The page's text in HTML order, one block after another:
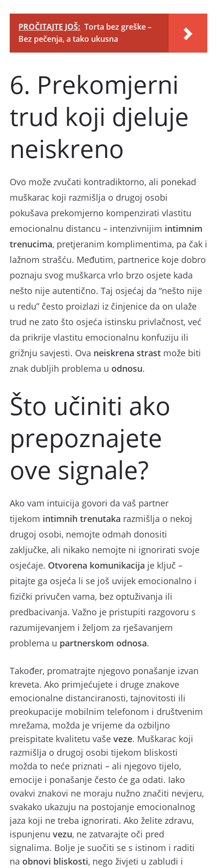
PROČITAJTE JOŠ: Torta bez greške –
Bez pečenja, a tako ukusna
6. Prekomjerni
trud koji djeluje
neiskreno
Ovo može zvučati kontradiktorno, ali ponekad
muškarac koji razmišlja o drugoj osobi
pokušava prekomjerno kompenzirati vlastitu
emocionalnu distancu – intenzivnijim intimnim
trenucima, pretjeranim komplimentima, pa čak i
lažnom strašću. Međutim, partnerice koje dobro
poznaju svog muškarca vrlo brzo osjete kada
nešto nije autentično. Taj osjećaj da “nešto nije
u redu” često proizlazi iz činjenice da on ulaže
trud ne zato što osjeća istinsku privlačnost, već
da prikrije vlastitu emocionalnu konfuziju ili
grižnju savjesti. Ova neiskrena strast može biti
znak dubljih problema u odnosu.
Što učiniti ako
prepoznajete
ove signale?
Ako vam intuicija govori da vaš partner
tijekom intimnih trenutaka razmišlja o nekoj
drugoj osobi, nemojte odmah donositi
zaključke, ali nikako nemojte ni ignorirati svoje
osjećaje. Otvorena komunikacija je ključ –
pitajte ga osjeća li se još uvijek emocionalno i
fizički privučen vama, bez optuživanja ili
predbacivanja. Važno je pristupiti razgovoru s
razumijevanjem i željom za rješavanjem
problema u partnerskom odnosa.
Također, promatrajte njegovo ponašanje izvan
kreveta. Ako primjećujete i druge znakove
emocionalne distanciranosti, tajnovitosti ili
preokupacije mobilnim telefonom i društvenim
mrežama, možda je vrijeme da ozbiljno
preispitate kvalitetu vaše veze. Muškarac koji
razmišlja o drugoj osobi tijekom bliskosti
možda to neće priznati – ali njegovo tijelo,
emocije i ponašanje često će ga odati. Iako
ovakvi znakovi ne moraju nužno značiti nevjeru,
svakako ukazuju na postojanje emocionalnog
jaza koji ne treba ignorirati. Ako želite zdravu,
ispunjenu vezu, ne zatvarajte oči pred
signalima. Bolje je suočiti se s istinom i raditi
na obnovi bliskosti, nego živjeti u zabludi i